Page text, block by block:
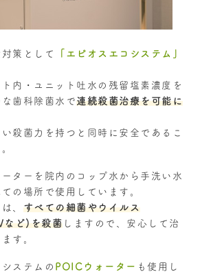
策として
「エピオスエコシステム」
内・ユニット吐水の残留塩素濃度を
歯科除菌水で連続殺菌治療を可能に
殺菌力を持つと同時に安全であるこ
ターを院内のコップ水から手洗い水
の場所で使用しています。
、 すべての細菌やウイルス
など)を殺菌 しますので、安心して治
す。
ステムの POICウォーター も使用し